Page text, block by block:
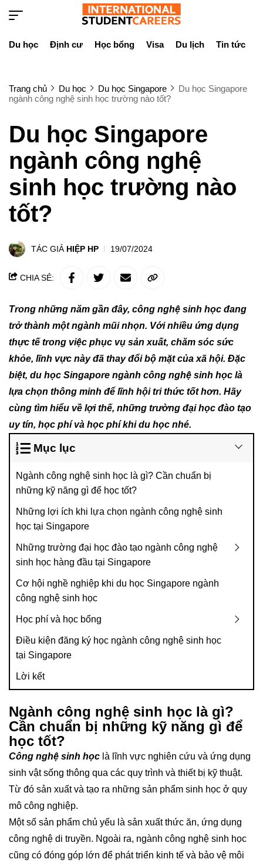
Du học Định cư Học bổng Visa Du lịch Tin tức
Trang chủ Du học Du học Singapore
Du học Singapore
ngành công nghệ sinh học trường nào tốt?
Du học Singapore
ngành công nghệ
sinh học trường nào
tốt?
TÁC GIẢ HIỆP HP 19/07/2024
CHIA SẺ:
Trong những năm gần đây, công nghệ sinh học đang
trở thành một ngành mũi nhọn. Với nhiều ứng dụng
thực tế trong việc phục vụ sản xuất, chăm sóc sức
khỏe, lĩnh vực này đã thay đổi bộ mặt của xã hội. Đặc
biệt, du học Singapore ngành công nghệ sinh học là
lựa chọn thông minh để lĩnh hội tri thức tốt hơn. Hãy
cùng tìm hiểu về lợi thế, những trường đại học đào tạo
uy tín, học phí và học phí khi du học nhé.
Mục lục
Ngành công nghệ sinh học là gì? Cần chuẩn bị
những kỹ năng gì để học tốt?
Những lợi ích khi lựa chọn ngành công nghệ sinh
học tại Singapore
Những trường đại học đào tạo ngành công nghệ
sinh học hàng đầu tại Singapore
Cơ hội nghề nghiệp khi du học Singapore ngành
công nghệ sinh học
Học phí và học bổng
Điều kiện đăng ký học ngành công nghệ sinh học
tại Singapore
Lời kết
Ngành công nghệ sinh học là gì?
Cần chuẩn bị những kỹ năng gì để
học tốt?
Công nghệ sinh học là lĩnh vực nghiên cứu và ứng dụng
sinh vật sống thông qua các quy trình và thiết bị kỹ thuật.
Từ đó sản xuất và tạo ra những sản phẩm sinh học ở quy
mô công nghiệp.
Một số sản phẩm chủ yếu là sản xuất thức ăn, ứng dụng
công nghệ di truyền. Ngoài ra, ngành công nghệ sinh học
cũng có đóng góp lớn để phát triển kinh tế và bảo vệ môi